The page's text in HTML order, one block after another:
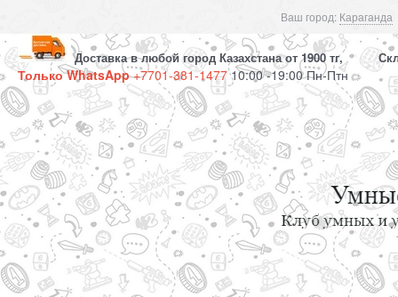
Ваш город: Караганда
Доставка в любой город Казахстана от 1900 тг,
Только WhatsApp+7701-381-147710:00 -19:00 Пн-Птн